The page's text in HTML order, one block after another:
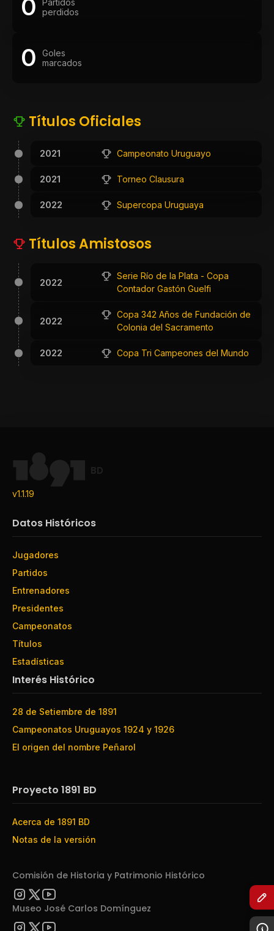
0
perdidos
0
Goles
marcados
Títulos Oficiales
2021 Campeonato Uruguayo
2021 Torneo Clausura
2022 Supercopa Uruguaya
Títulos Amistosos
2022
Serie Río de la Plata - Copa
Contador Gastón Guelfi
2022
Copa 342 Años de Fundación de
Colonia del Sacramento
2022 Copa Tri Campeones del Mundo
BD
v1.1.19
Datos Históricos
Jugadores
Partidos
Entrenadores
Presidentes
Campeonatos
Títulos
Estadísticas
Interés Histórico
28 de Setiembre de 1891
Campeonatos Uruguayos 1924 y 1926
El origen del nombre Peñarol
Proyecto 1891 BD
Acerca de 1891 BD
Notas de la versión
Comisión de Historia y Patrimonio Histórico
Museo José Carlos Domínguez